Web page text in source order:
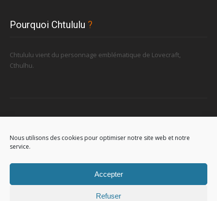
Nous utilisons des cookies pour optimiser notre site web et notre
service.
Accepter
Refuser
Pourquoi Chtululu ?
Chtululu vient du personnage emblématique de Lovecraft,
Cthulhu.